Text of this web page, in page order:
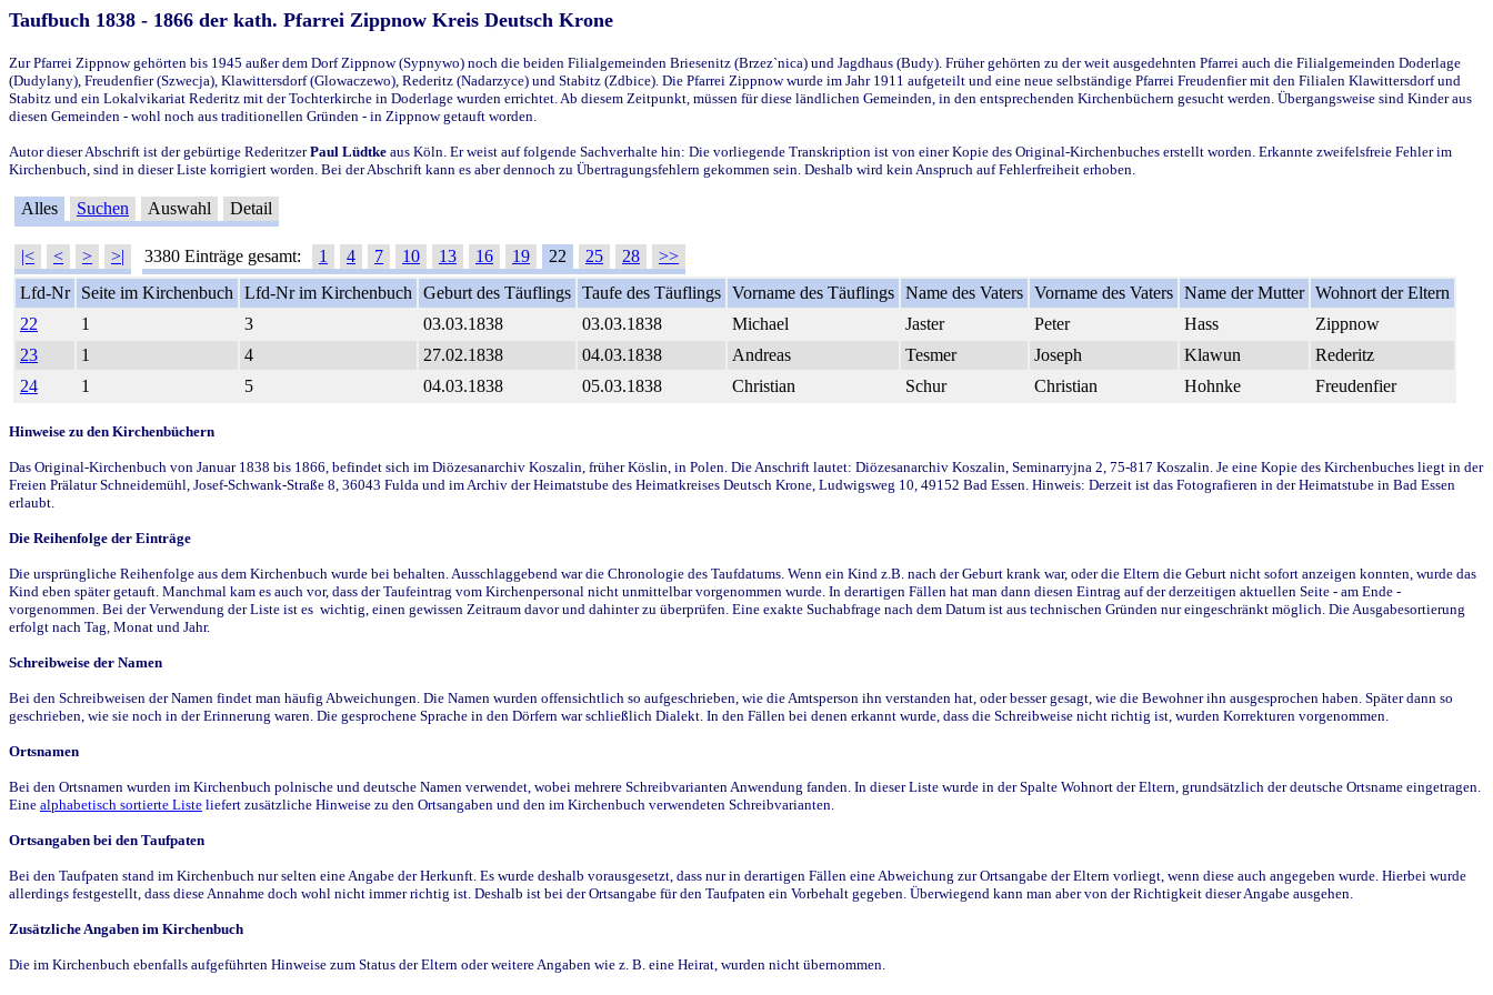
Taufbuch 1838 - 1866 der kath. Pfarrei Zippnow Kreis Deutsch Krone
Zur Pfarrei Zippnow gehörten bis 1945 außer dem Dorf Zippnow (Sypnywo) noch die beiden Filialgemeinden Briesenitz (Brzez`nica) und Jagdhaus (Budy). Früher gehörten zu der weit ausgedehnten Pfarrei auch die Filialgemeinden Doderlage
(Dudylany), Freudenfier (Szwecja), Klawittersdorf (Glowaczewo), Rederitz (Nadarzyce) und Stabitz (Zdbice). Die Pfarrei Zippnow wurde im Jahr 1911 aufgeteilt und eine neue selbständige Pfarrei Freudenfier mit den Filialen Klawittersdorf und
Stabitz und ein Lokalvikariat Rederitz mit der Tochterkirche in Doderlage wurden errichtet. Ab diesem Zeitpunkt, müssen für diese ländlichen Gemeinden, in den entsprechenden Kirchenbüchern gesucht werden. Übergangsweise sind Kinder aus
diesen Gemeinden - wohl noch aus traditionellen Gründen - in Zippnow getauft worden.
Autor dieser Abschrift ist der gebürtige RederitzerPaul Lüdtke aus Köln. Er weist auf folgende Sachverhalte hin: Die vorliegende Transkription ist von einer Kopie des Original-Kirchenbuches erstellt worden. Erkannte zweifelsfreie Fehler im
Kirchenbuch, sind in dieser Liste korrigiert worden. Bei der Abschrift kann es aber dennoch zu Übertragungsfehlern gekommen sein. Deshalb wird kein Anspruch auf Fehlerfreiheit erhoben.
Alles Suchen Auswahl Detail
|< < > >| 3380 Einträge gesamt: 1 4 7 10 13 16 19 22 25 28
>>
Lfd-Nr
Seite im Kirchenbuch Lfd-Nr im Kirchenbuch Geburt des Täuflings Taufe des Täuflings Vorname des Täuflings Name des Vaters Vorname des Vaters Name der Mutter Wohnort der Eltern
22
1 3 03.03.1838 03.03.1838 Michael Jaster Peter Hass
Zippnow
23
1 4 27.02.1838 04.03.1838 Andreas Tesmer Joseph Klawun
Rederitz
24
1 5 04.03.1838 05.03.1838 Christian Schur Christian Hohnke Freudenfier
Hinweise zu den Kirchenbüchern
Das Original-Kirchenbuch von Januar 1838 bis 1866, befindet sich im Diözesanarchiv Koszalin, früher Köslin, in Polen. Die Anschrift lautet: Diözesanarchiv Koszalin, Seminarryjna 2, 75-817 Koszalin. Je eine Kopie des Kirchenbuches liegt in der
Freien Prälatur Schneidemühl, Josef-Schwank-Straße 8, 36043 Fulda und im Archiv der Heimatstube des Heimatkreises Deutsch Krone, Ludwigsweg 10, 49152 Bad Essen. Hinweis: Derzeit ist das Fotografieren in der Heimatstube in Bad Essen
erlaubt.
Die Reihenfolge der Einträge
Die ursprüngliche Reihenfolge aus dem Kirchenbuch wurde bei behalten. Ausschlaggebend war die Chronologie des Taufdatums. Wenn ein Kind z.B. nach der Geburt krank war, oder die Eltern die Geburt nicht sofort anzeigen konnten, wurde das
Kind eben später getauft. Manchmal kam es auch vor, dass der Taufeintrag vom Kirchenpersonal nicht unmittelbar vorgenommen wurde. In derartigen Fällen hat man dann diesen Eintrag auf der derzeitigen aktuellen Seite - am Ende -
vorgenommen. Bei der Verwendung der Liste ist es wichtig, einen gewissen Zeitraum davor und dahinter zu überprüfen. Eine exakte Suchabfrage nach dem Datum ist aus technischen Gründen nur eingeschränkt möglich. Die Ausgabesortierung
erfolgt nach Tag, Monat und Jahr.
Schreibweise der Namen
Bei den Schreibweisen der Namen findet man häufig Abweichungen. Die Namen wurden offensichtlich so aufgeschrieben, wie die Amtsperson ihn verstanden hat, oder besser gesagt, wie die Bewohner ihn ausgesprochen haben. Später dann so
geschrieben, wie sie noch in der Erinnerung waren. Die gesprochene Sprache in den Dörfern war schließlich Dialekt. In den Fällen bei denen erkannt wurde, dass die Schreibweise nicht richtig ist, wurden Korrekturen vorgenommen.
Ortsnamen
Bei den Ortsnamen wurden im Kirchenbuch polnische und deutsche Namen verwendet, wobei mehrere Schreibvarianten Anwendung fanden. In dieser Liste wurde in der Spalte Wohnort der Eltern, grundsätzlich der deutsche Ortsname eingetragen.
Eine alphabetisch sortierte Liste liefert zusätzliche Hinweise zu den Ortsangaben und den im Kirchenbuch verwendeten Schreibvarianten.
Ortsangaben bei den Taufpaten
Bei den Taufpaten stand im Kirchenbuch nur selten eine Angabe der Herkunft. Es wurde deshalb vorausgesetzt, dass nur in derartigen Fällen eine Abweichung zur Ortsangabe der Eltern vorliegt, wenn diese auch angegeben wurde. Hierbei wurde
allerdings festgestellt, dass diese Annahme doch wohl nicht immer richtig ist. Deshalb ist bei der Ortsangabe für den Taufpaten ein Vorbehalt gegeben. Überwiegend kann man aber von der Richtigkeit dieser Angabe ausgehen.
Zusätzliche Angaben im Kirchenbuch
Die im Kirchenbuch ebenfalls aufgeführten Hinweise zum Status der Eltern oder weitere Angaben wie z. B. eine Heirat, wurden nicht übernommen.